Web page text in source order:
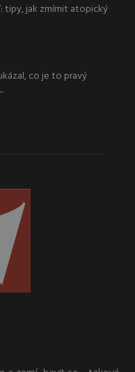
tipy, jak zmírnit atopický
co je to pravý